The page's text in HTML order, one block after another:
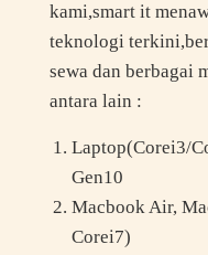
kami,smart it
teknologi
sewa dan berbagai
antara lain :
Laptop(Corei3/
Gen10
Macbook Air,
Corei7)